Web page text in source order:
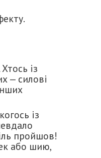
із
— силові
із
пройшов!
або шию,